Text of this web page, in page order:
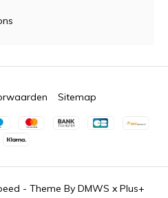
- Theme By DMWS x Plus+
Sitemap